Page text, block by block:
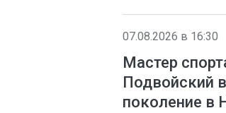
07.08.2026 в 16:30
Мастер
Подвойский
поколение в